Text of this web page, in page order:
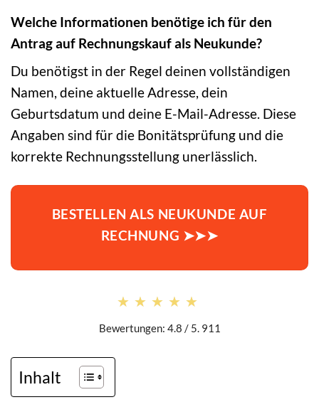
Welche Informationen benötige ich für den
Antrag auf Rechnungskauf als Neukunde?
Du benötigst in der Regel deinen vollständigen
Namen, deine aktuelle Adresse, dein
Geburtsdatum und deine E-Mail-Adresse. Diese
Angaben sind für die Bonitätsprüfung und die
korrekte Rechnungsstellung unerlässlich.
BESTELLEN ALS NEUKUNDE AUF
RECHNUNG ➤➤➤
★★★★★
★★★★★
Bewertungen: 4.8 / 5. 911
Inhalt